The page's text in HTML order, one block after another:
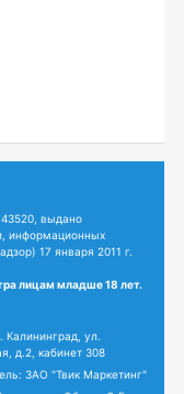
выдано
информационных
17 января 2011 г.
лицам младше 18 лет.
Калининград, ул.
д.2, кабинет 308
ЗАО "Твик Маркетинг"